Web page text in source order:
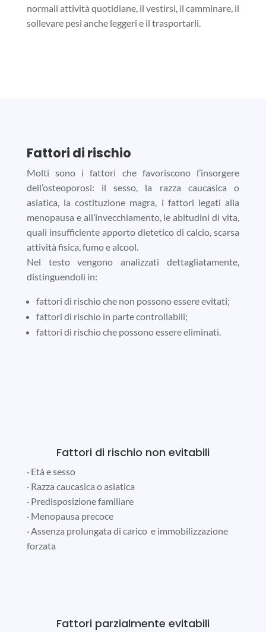
normali attività quotidiane, il vestirsi, il camminare, il
sollevare pesi anche leggeri e il trasportarli.
Fattori di rischio
Molti sono i fattori che favoriscono l’insorgere
dell’osteoporosi: il sesso, la razza caucasica o
asiatica, la costituzione magra, i fattori legati alla
menopausa e all’invecchiamento, le abitudini di vita,
quali insufficiente apporto dietetico di calcio, scarsa
attività fisica, fumo e alcool.
Nel testo vengono analizzati dettagliatamente,
distinguendoli in:
fattori di rischio che non possono essere evitati;
fattori di rischio in parte controllabili;
fattori di rischio che possono essere eliminati.
Fattori di rischio non evitabili
· Età e sesso
· Razza caucasica o asiatica
· Predisposizione familiare
· Menopausa precoce
· Assenza prolungata di carico e immobilizzazione
forzata
Fattori parzialmente evitabili